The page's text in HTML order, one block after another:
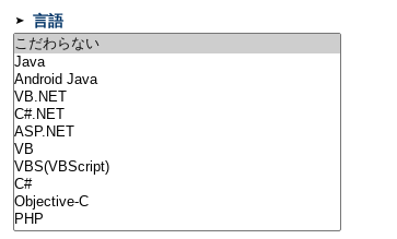
言語